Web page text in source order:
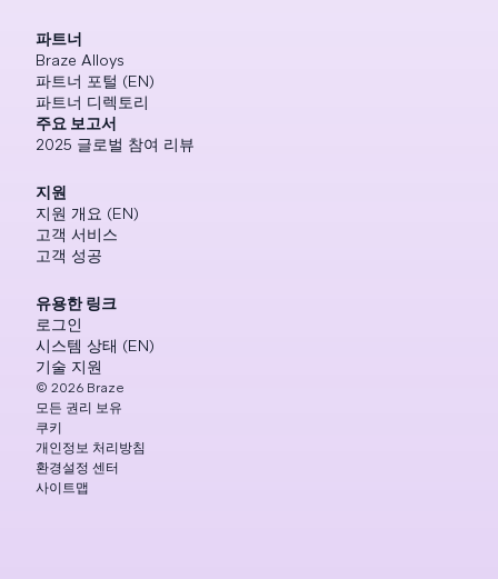
파트너
Braze Alloys
파트너 포털 (EN)
파트너 디렉토리
주요 보고서
2025 글로벌 참여 리뷰
지원
지원 개요 (EN)
고객 서비스
고객 성공
유용한 링크
로그인
시스템 상태 (EN)
기술 지원
© 2026 Braze
모든 권리 보유
쿠키
개인정보 처리방침
환경설정 센터
사이트맵